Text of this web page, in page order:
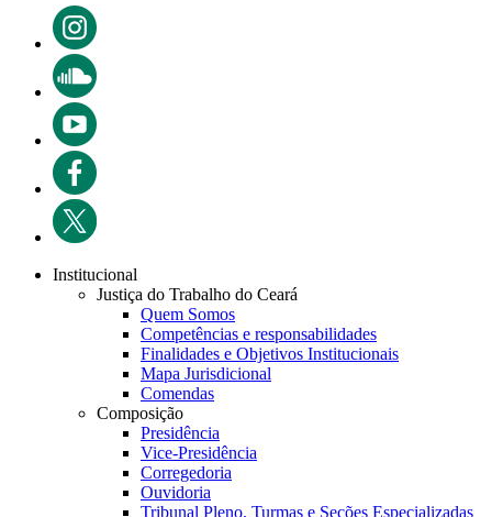
Institucional
Justiça do Trabalho do Ceará
Quem Somos
Competências e responsabilidades
Finalidades e Objetivos Institucionais
Mapa Jurisdicional
Comendas
Composição
Presidência
Vice-Presidência
Corregedoria
Ouvidoria
Tribunal Pleno, Turmas e Seções Especializadas